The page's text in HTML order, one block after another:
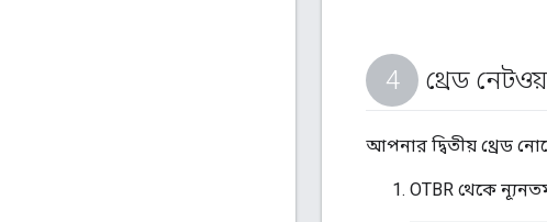
থ্রেড
আপনার দ্বিতীয় থ্রেড
OTBR থেকে